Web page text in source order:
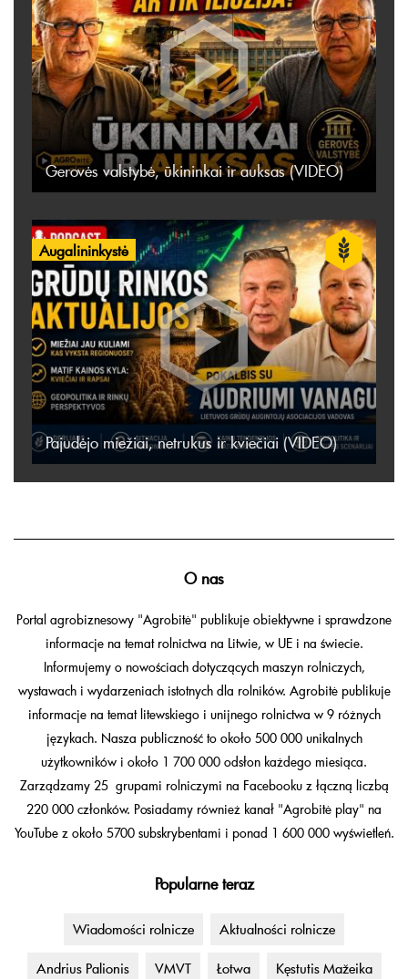
Gerovės valstybė, ūkininkai ir auksas (VIDEO)
Augalininkystė
Pajudėjo miežiai, netrukus ir kviečiai (VIDEO)
O nas
Portal agrobiznesowy "Agrobitė" publikuje obiektywne i sprawdzone
informacje na temat rolnictwa na Litwie, w UE i na świecie.
Informujemy o nowościach dotyczących maszyn rolniczych,
wystawach i wydarzeniach istotnych dla rolników. Agrobitė publikuje
informacje na temat litewskiego i unijnego rolnictwa w 9 różnych
językach. Nasza publiczność to około 500 000 unikalnych
użytkowników i około 1 700 000 odsłon każdego miesiąca.
Zarządzamy 25 grupami rolniczymi na Facebooku z łączną liczbą
220 000 członków. Posiadamy również kanał "Agrobitė play" na
YouTube z około 5700 subskrybentami i ponad 1 600 000 wyświetleń.
Popularne teraz
Wiadomości rolnicze Aktualności rolnicze
Andrius Palionis VMVT Łotwa Kęstutis Mažeika